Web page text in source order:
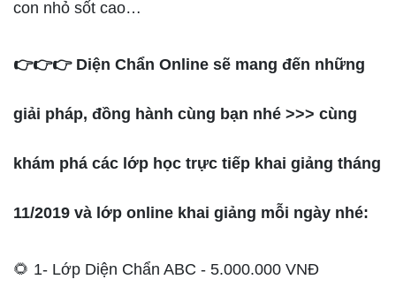
con nhỏ sốt cao…
👉👉👉 Diện Chẩn Online sẽ mang đến những
giải pháp, đồng hành cùng bạn nhé >>> cùng
khám phá các lớp học trực tiếp khai giảng tháng
11/2019 và lớp online khai giảng mỗi ngày nhé:
🌻 1- Lớp Diện Chẩn ABC - 5.000.000 VNĐ